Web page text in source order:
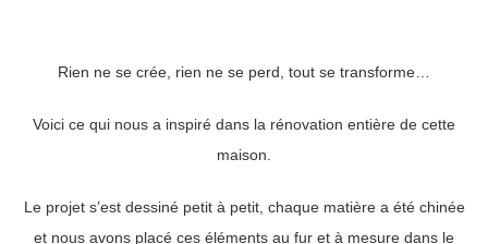
Rien ne se crée, rien ne se perd, tout se transforme…
Voici ce qui nous a inspiré dans la rénovation entière de cette
maison.
Le projet s’est dessiné petit à petit, chaque matière a été chinée
et nous avons placé ces éléments au fur et à mesure dans le